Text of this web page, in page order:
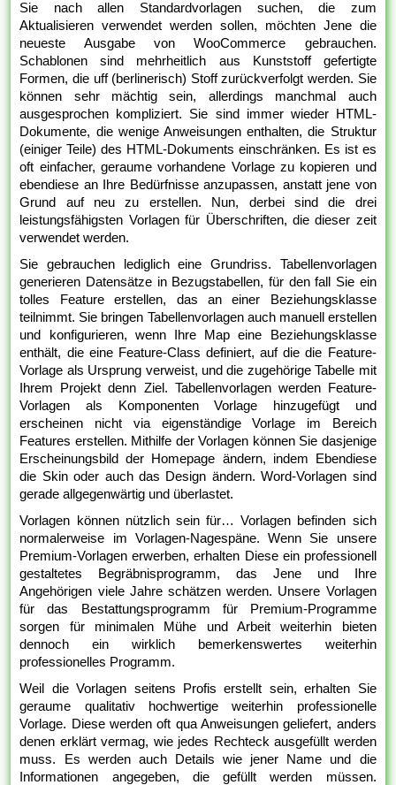
Sie nach allen Standardvorlagen suchen, die zum
Aktualisieren verwendet werden sollen, möchten Jene die
neueste Ausgabe von WooCommerce gebrauchen.
Schablonen sind mehrheitlich aus Kunststoff gefertigte
Formen, die uff (berlinerisch) Stoff zurückverfolgt werden. Sie
können sehr mächtig sein, allerdings manchmal auch
ausgesprochen kompliziert. Sie sind immer wieder HTML-
Dokumente, die wenige Anweisungen enthalten, die Struktur
(einiger Teile) des HTML-Dokuments einschränken. Es ist es
oft einfacher, geraume vorhandene Vorlage zu kopieren und
ebendiese an Ihre Bedürfnisse anzupassen, anstatt jene von
Grund auf neu zu erstellen. Nun, derbei sind die drei
leistungsfähigsten Vorlagen für Überschriften, die dieser zeit
verwendet werden.
Sie gebrauchen lediglich eine Grundriss. Tabellenvorlagen
generieren Datensätze in Bezugstabellen, für den fall Sie ein
tolles Feature erstellen, das an einer Beziehungsklasse
teilnimmt. Sie bringen Tabellenvorlagen auch manuell erstellen
und konfigurieren, wenn Ihre Map eine Beziehungsklasse
enthält, die eine Feature-Class definiert, auf die die Feature-
Vorlage als Ursprung verweist, und die zugehörige Tabelle mit
Ihrem Projekt denn Ziel. Tabellenvorlagen werden Feature-
Vorlagen als Komponenten Vorlage hinzugefügt und
erscheinen nicht via eigenständige Vorlage im Bereich
Features erstellen. Mithilfe der Vorlagen können Sie dasjenige
Erscheinungsbild der Homepage ändern, indem Ebendiese
die Skin oder auch das Design ändern. Word-Vorlagen sind
gerade allgegenwärtig und überlastet.
Vorlagen können nützlich sein für… Vorlagen befinden sich
normalerweise im Vorlagen-Nagespäne. Wenn Sie unsere
Premium-Vorlagen erwerben, erhalten Diese ein professionell
gestaltetes Begräbnisprogramm, das Jene und Ihre
Angehörigen viele Jahre schätzen werden. Unsere Vorlagen
für das Bestattungsprogramm für Premium-Programme
sorgen für minimalen Mühe und Arbeit weiterhin bieten
dennoch ein wirklich bemerkenswertes weiterhin
professionelles Programm.
Weil die Vorlagen seitens Profis erstellt sein, erhalten Sie
geraume qualitativ hochwertige weiterhin professionelle
Vorlage. Diese werden oft qua Anweisungen geliefert, anders
denen erklärt vermag, wie jedes Rechteck ausgefüllt werden
muss. Es werden auch Details wie jener Name und die
Informationen angegeben, die gefüllt werden müssen.